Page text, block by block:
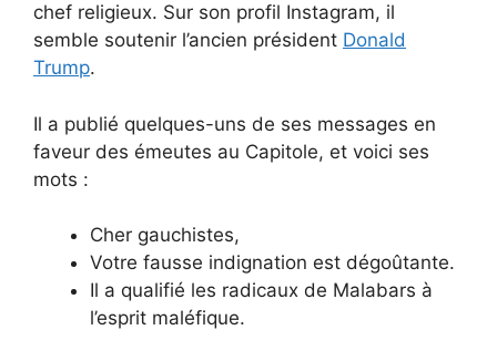
chef religieux. Sur son profil Instagram, il
semble soutenir l’ancien président Donald
Trump.
Il a publié quelques-uns de ses messages en
faveur des émeutes au Capitole, et voici ses
mots :
Cher gauchistes,
Votre fausse indignation est dégoûtante.
Il a qualifié les radicaux de Malabars à
l’esprit maléfique.